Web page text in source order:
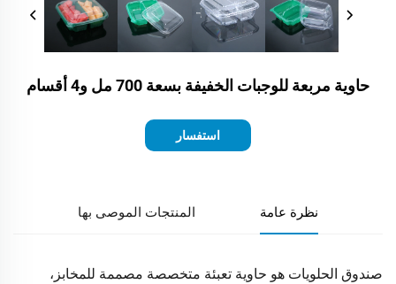
حاوية مربعة للوجبات الخفيفة بسعة 700 مل و4 أقسام
استفسار
نظرة عامة المنتجات الموصى بها
صندوق الحلويات هو حاوية تعبئة متخصصة مصممة للمخابز،